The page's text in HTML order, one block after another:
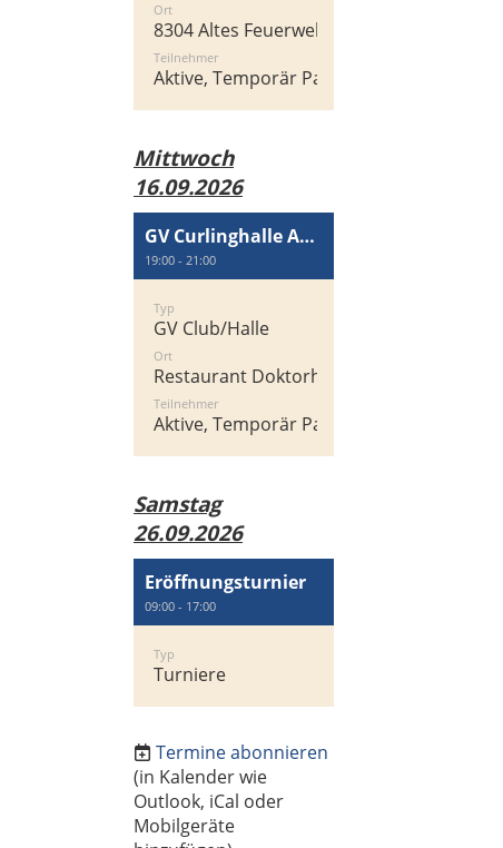
Ort
8304 Altes Feuerwehrgebäude,
Teilnehmer
Aktive, Temporär Passiv, Passive
Mittwoch
16.09.2026
GV Curlinghalle AG Wallisellen
19:00 - 21:00
Typ
GV Club/Halle
Ort
Restaurant Doktorhaus
Teilnehmer
Aktive, Temporär Passiv
Samstag
26.09.2026
Eröffnungsturnier
09:00 - 17:00
Typ
Turniere
Termine abonnieren
(in Kalender wie
Outlook, iCal oder
Mobilgeräte